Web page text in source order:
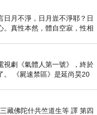
日月不淨，日月豈不淨耶？日
。真性本然，體自空寂，性相
視劇《氣體人第一號》，終於
。 《屍速禁區》是延尚昊20
藏佛陀什共竺道生等 譯 第四